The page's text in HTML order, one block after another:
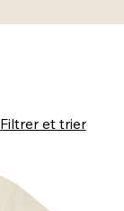
Filtrer et trier